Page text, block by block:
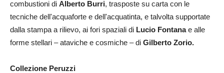
combustioni di Alberto Burri, trasposte su carta con le
tecniche dell'acquaforte e dell'acquatinta, e talvolta supportate
dalla stampa a rilievo, ai fori spaziali di Lucio Fontanae alle
forme stellari – ataviche e cosmiche – di Gilberto Zorio.
Collezione Peruzzi